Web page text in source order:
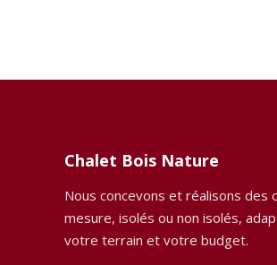
Chalet Bois Nature
Nous concevons et réalisons des
mesure, isolés ou non isolés,
votre terrain et votre budget.